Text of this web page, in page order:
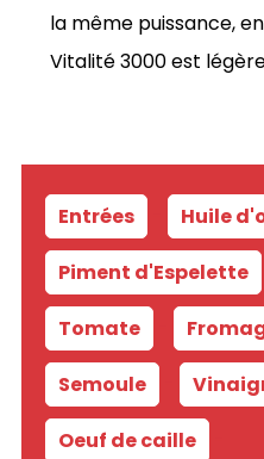
la même puissance,
Vitalité 3000 est
Entrées Huile
Piment d'Espelette
Tomate
Semoule
Oeuf de caille